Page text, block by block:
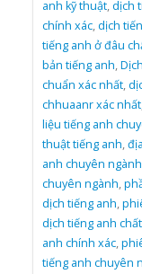
anh kỹ thuật,dịch
chính xác,dịch
tiếng anh ở đâu
bản tiếng anh,
chuẩn xác nhất,
chhuaanr xác nhất
liệu tiếng anh
thuật tiếng anh,
anh chuyên
chuyên ngành,
dịch tiếng anh,
dịch tiếng anh
anh chính xác,
tiếng anh chuyên